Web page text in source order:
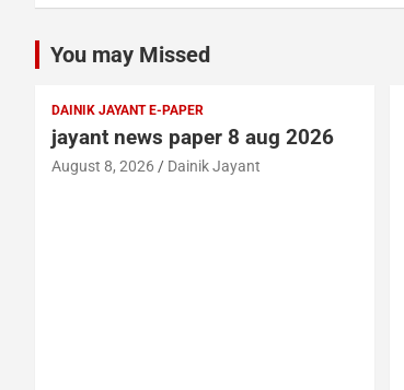
You may Missed
DAINIK JAYANT E-PAPER
jayant news paper 8 aug 2026
August 8, 2026 Dainik Jayant